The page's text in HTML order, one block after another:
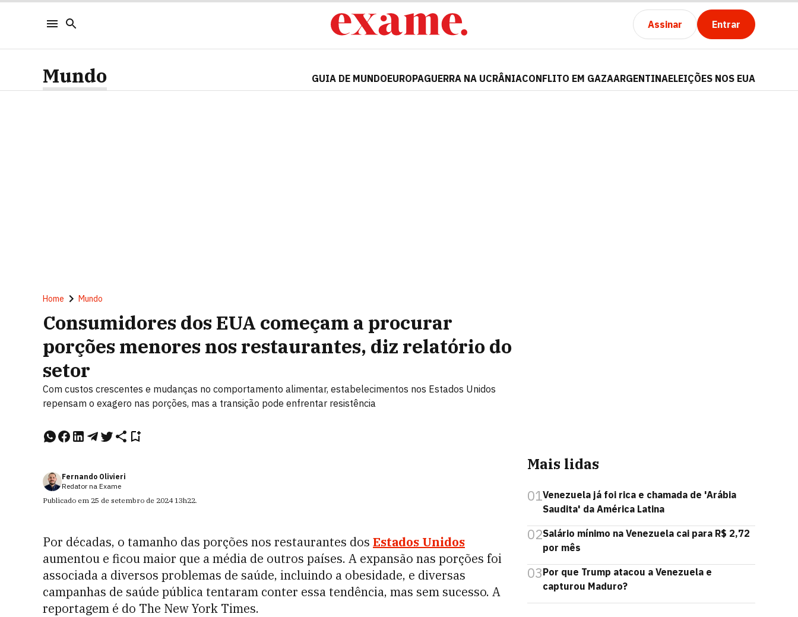
Assinar Entrar
Mundo GUIA DE MUNDOEUROPAGUERRA NA UCRÂNIACONFLITO EM GAZAARGENTINAELEIÇÕES NOS EUA
Home Mundo
Consumidores dos EUA começam a procurar
porções menores nos restaurantes, diz relatório do
setor
Com custos crescentes e mudanças no comportamento alimentar, estabelecimentos nos Estados Unidos
repensam o exagero nas porções, mas a transição pode enfrentar resistência
Fernando Olivieri
Redator na Exame
Publicado em 25 de setembro de 2024 13h22.
Por décadas, o tamanho das porções nos restaurantes dos Estados Unidos
aumentou e ficou maior que a média de outros países. A expansão nas porções foi
associada a diversos problemas de saúde, incluindo a obesidade, e diversas
campanhas de saúde pública tentaram conter essa tendência, mas sem sucesso. A
reportagem é do The New York Times.
Mais lidas
01Venezuela já foi rica e chamada de 'Arábia
Saudita' da América Latina
02Salário mínimo na Venezuela cai para R$ 2,72
por mês
03Por que Trump atacou a Venezuela e
capturou Maduro?